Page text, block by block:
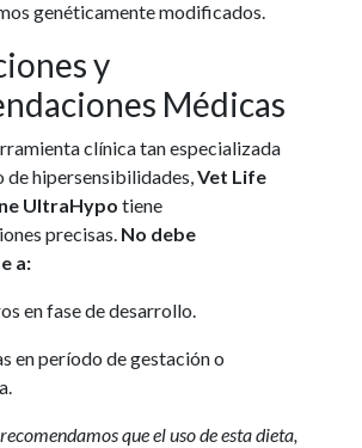
genéticamente modificados.
y
Médicas
clínica tan especializada
de hipersensibilidades,Vet Life
UltraHypo tiene
precisas. No debe
a:
en fase de desarrollo.
en período de gestación o
que el uso de esta dieta,